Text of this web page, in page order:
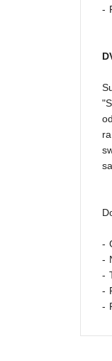
-
-
-
-
-
-